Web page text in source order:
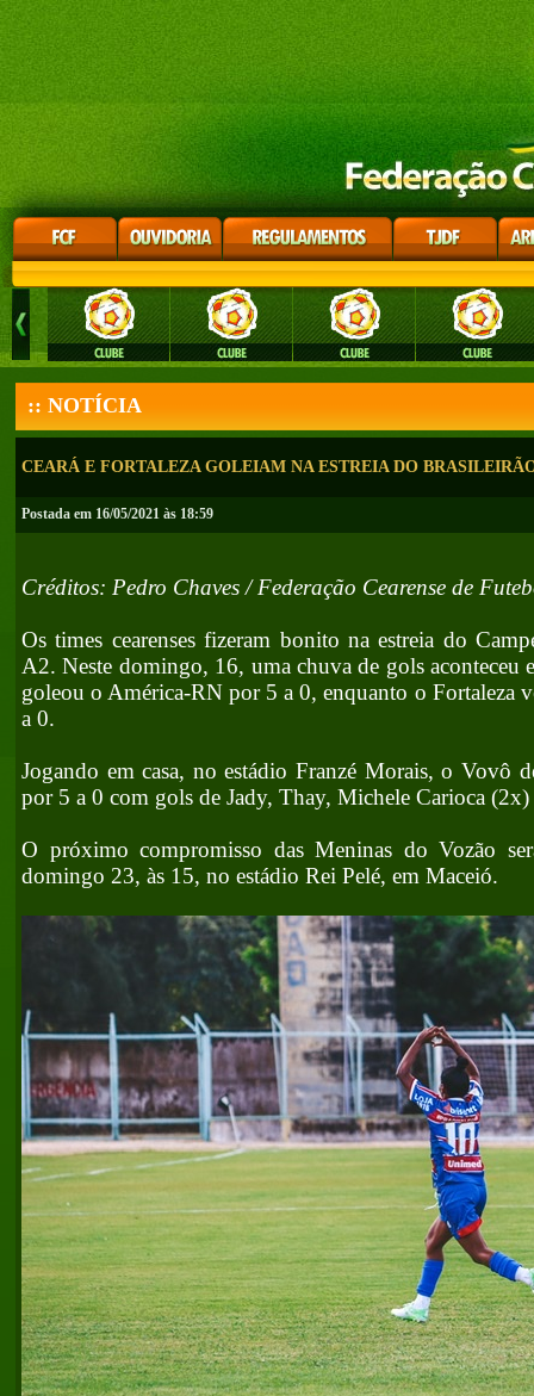
:: NOTÍCIA
CEARÁ E FORTALEZA GOLEIAM NA ESTREIA DO
Postada em 16/05/2021 às 18:59
Créditos: Pedro Chaves / Federação Cearense de
Os times cearenses fizeram bonito na estreia do
A2. Neste domingo, 16, uma chuva de gols aconteceu
goleou o América-RN por 5 a 0, enquanto o Fortaleza
a 0.
Jogando em casa, no estádio Franzé Morais, o Vovô
por 5 a 0 com gols de Jady, Thay, Michele Carioca (2x)
O próximo compromisso das Meninas do Vozão
domingo 23, às 15, no estádio Rei Pelé, em Maceió.